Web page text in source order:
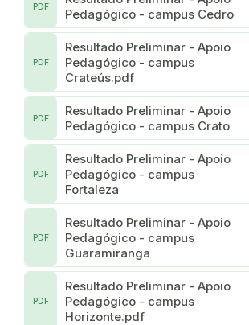
Pedagógico - campus Cedro
PDF
Resultado Preliminar - Apoio
Pedagógico - campus
Crateús.pdf
PDF
Resultado Preliminar - Apoio
Pedagógico - campus Crato
PDF
Resultado Preliminar - Apoio
Pedagógico - campus
Fortaleza
PDF
Resultado Preliminar - Apoio
Pedagógico - campus
Guaramiranga
PDF
Resultado Preliminar - Apoio
Pedagógico - campus
Horizonte.pdf
PDF